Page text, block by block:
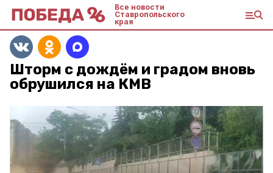
Все новости
Ставропольского
края
Шторм с дождём и градом вновь
обрушился на КМВ